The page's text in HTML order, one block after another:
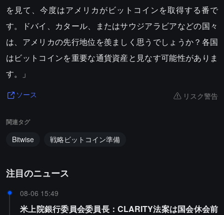
を見て、今度はアメリカがビットコインを取得する番で
す。ドバイ、カタール、またはサウジアラビアなどの国々
は、アメリカの先行地位を羨ましく思うでしょうか？各国
はビットコインを重要な通貨資産と見なす可能性がありま
す。」
ソース リスク警告
関連タグ
Bitwise 戦略ビットコイン準備
注目のニュース
08-06 15:49
米上院銀行委員会委員長：CLARITY法案は国会休会前